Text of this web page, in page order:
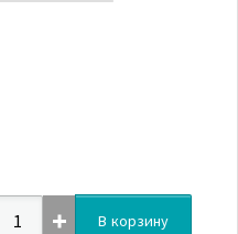
В корзину